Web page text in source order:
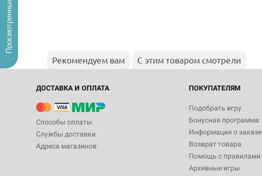
Рекомендуем вам С этим товаром смотрели
ДОСТАВКА И ОПЛАТА
Способы оплаты
Службы доставки
Адреса магазинов
ПОКУПАТЕЛЯМ
Подобрать игру
Бонусная программа
Информация о заказе
Возврат товара
Помощь с правилами
Архивные игры
Просмотренные